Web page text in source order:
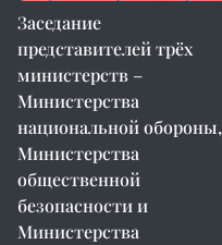
Заседание
представителей трёх
министерств –
Министерства
национальной обороны,
Министерства
общественной
безопасности и
Министерства